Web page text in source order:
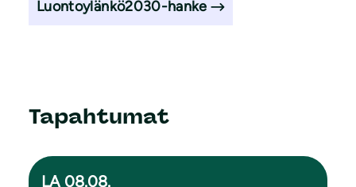
Luontoylänkö2030-hanke
Tapahtumat
LA 08.08.